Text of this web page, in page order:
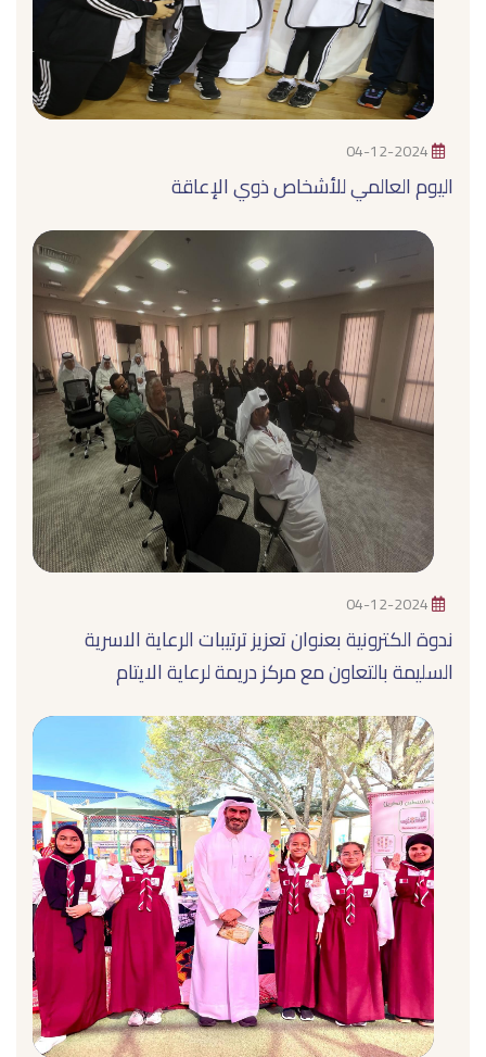
04-12-2024
اليوم العالمي للأشخاص ذوي الإعاقة
04-12-2024
ندوة الكترونية بعنوان تعزيز ترتيبات الرعاية الاسرية
السليمة بالتعاون مع مركز دريمة لرعاية الايتام